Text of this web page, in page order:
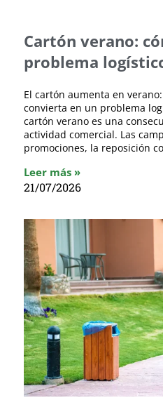
Cartón verano:
problema
El cartón aumenta en
convierta en un problema
cartón verano es una
actividad comercial. Las
promociones, la reposición
Leer más »
21/07/2026